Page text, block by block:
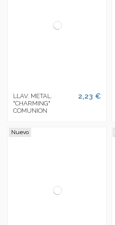
LLAV. METAL.
"CHARMING"
COMUNION
2,23 €
Nuevo